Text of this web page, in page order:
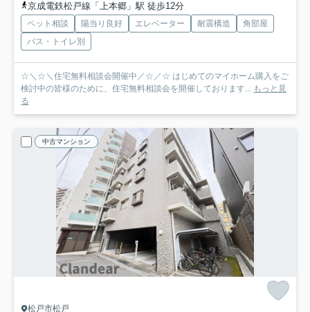
京成電鉄松戸線「上本郷」駅 徒歩12分
ペット相談 陽当り良好 エレベーター 耐震構造
角部屋
バス・トイレ別
☆＼☆＼住宅無料相談会開催中／☆／☆ はじめてのマイホーム購入をご
検討中の皆様のために、住宅無料相談会を開催しております... もっと見
る
中古マンション
松戸市松戸